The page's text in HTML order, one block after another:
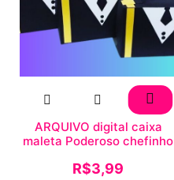
ARQUIVO digital caixa
maleta Poderoso chefinho
R$3,99